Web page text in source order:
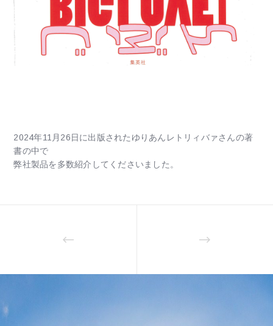
2024年11月26日に出版された ゆりあん レトリィバァさんの著
書の中で
弊社製品を多数紹介してくださいました。